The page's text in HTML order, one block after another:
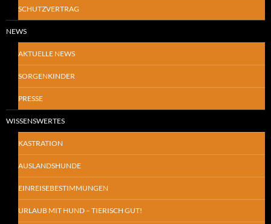
SCHUTZVERTRAG
NEWS
AKTUELLE NEWS
SORGENKINDER
PRESSE
WISSENSWERTES
KASTRATION
AUSLANDSHUNDE
EINREISEBESTIMMUNGEN
URLAUB MIT HUND – TIERISCH GUT!